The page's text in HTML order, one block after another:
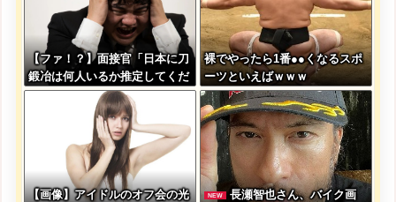
【ファ！？】面接官「日本に刀
鍛冶は何人いるか推定してくだ
さい」 俺「188人です」 面
接官「どういう風に考えました
か？」 俺「知ってました」→
この後『こう』なったんだがマ
ジで納得いかない！！！！！
裸でやったら1番●●くなるスポ
ーツといえばｗｗｗ
【画像】アイドルのオフ会の光
NEW
長瀬智也さん、バイク画